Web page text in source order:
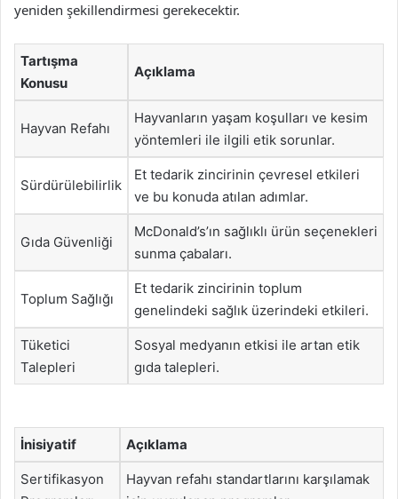
yeniden şekillendirmesi gerekecektir.
Tartışma
Konusu
Açıklama
Hayvan Refahı
Hayvanların yaşam koşulları ve kesim
yöntemleri ile ilgili etik sorunlar.
Sürdürülebilirlik
Et tedarik zincirinin çevresel etkileri
ve bu konuda atılan adımlar.
Gıda Güvenliği
McDonald’s’ın sağlıklı ürün seçenekleri
sunma çabaları.
Toplum Sağlığı
Et tedarik zincirinin toplum
genelindeki sağlık üzerindeki etkileri.
Tüketici
Talepleri
Sosyal medyanın etkisi ile artan etik
gıda talepleri.
İnisiyatif Açıklama
Sertifikasyon
Hayvan refahı standartlarını karşılamak